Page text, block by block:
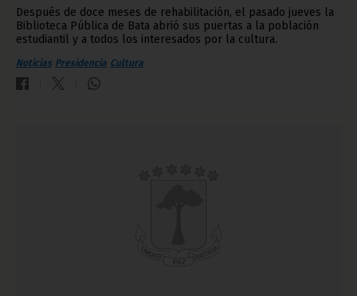
Después de doce meses de rehabilitación, el pasado jueves la
Biblioteca Pública de Bata abrió sus puertas a la población
estudiantil y a todos los interesados por la cultura.
Noticias Presidencia Cultura